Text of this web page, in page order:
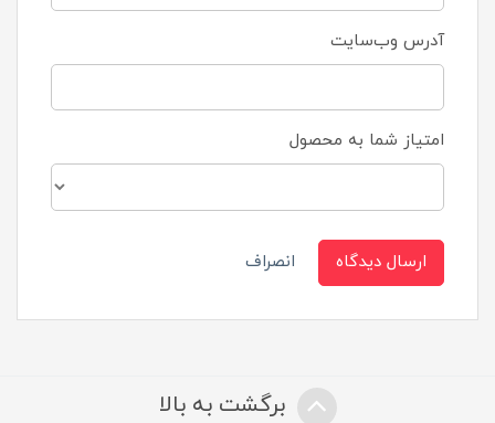
آدرس وب‌سایت
امتیاز شما به محصول
ارسال دیدگاه انصراف
برگشت به بالا